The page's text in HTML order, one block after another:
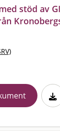
stöd av